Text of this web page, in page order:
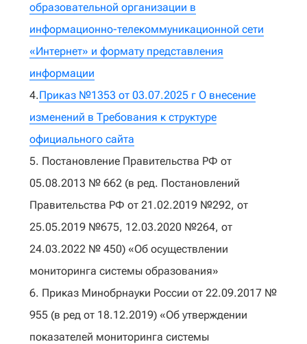
образовательной организации в
информационно-телекоммуникационной сети
«Интернет» и формату представления
информации
4.Приказ №1353 от 03.07.2025 г О внесение
изменений в Требования к структуре
официального сайта
5. Постановление Правительства РФ от
05.08.2013 № 662 (в ред. Постановлений
Правительства РФ от 21.02.2019 №292, от
25.05.2019 №675, 12.03.2020 №264, от
24.03.2022 № 450) «Об осуществлении
мониторинга системы образования»
6. Приказ Минобрнауки России от 22.09.2017 №
955 (в ред от 18.12.2019) «Об утверждении
показателей мониторинга системы